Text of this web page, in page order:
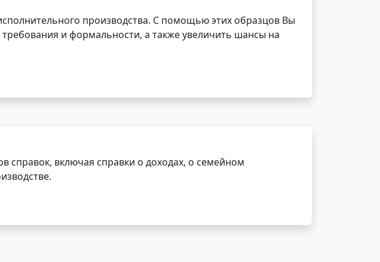
производства. С помощью этих образцов Вы
и формальности, а также увеличить шансы на
справок, включая справки о доходах, о семейном